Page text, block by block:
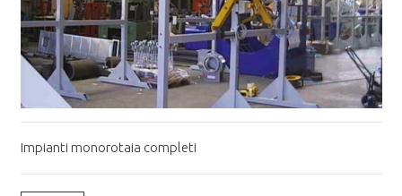
Impianti monorotaia completi